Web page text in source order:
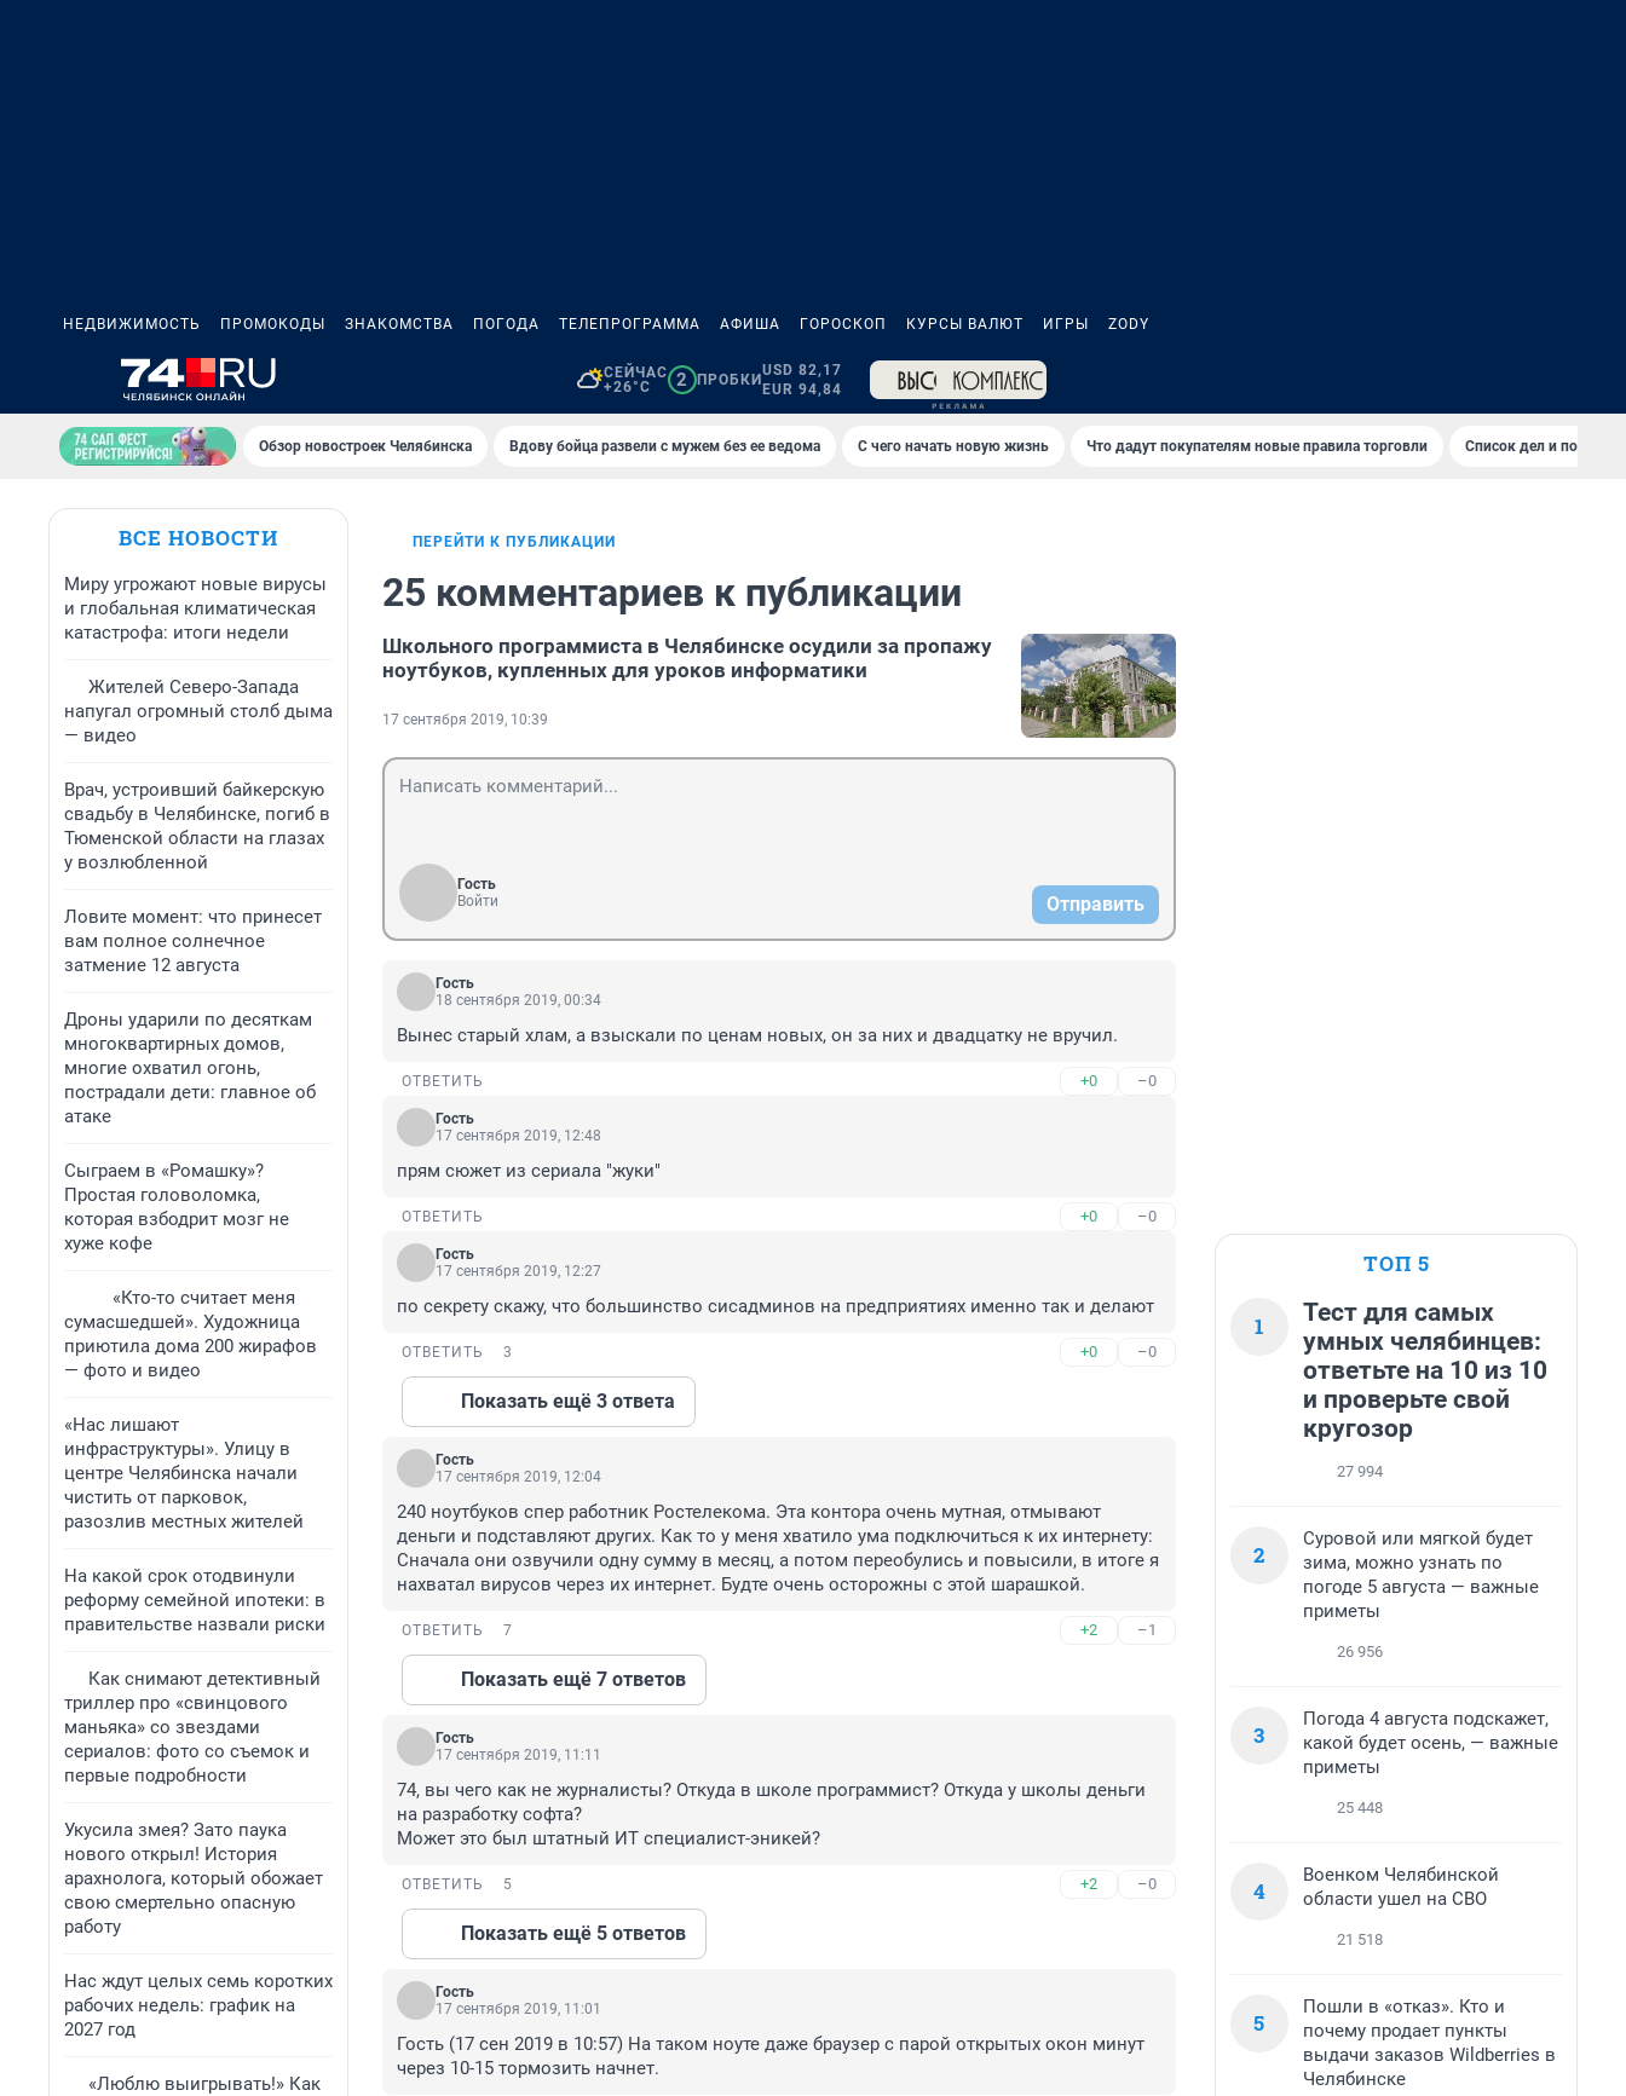
НЕДВИЖИМОСТЬ ПРОМОКОДЫ ЗНАКОМСТВА ПОГОДА ТЕЛЕПРОГРАММА АФИША ГОРОСКОП КУРСЫ ВАЛЮТ ИГРЫ ZODY
СЕЙЧАС
+26°C
2 ПРОБКИ
USD 82,17
EUR 94,84
Обзор новостроек Челябинска Вдову бойца развели с мужем без ее ведома С чего начать новую жизнь Что дадут покупателям новые правила торговли Список дел и покупок
ВСЕ НОВОСТИ
Миру угрожают новые вирусы
и глобальная климатическая
катастрофа: итоги недели
Жителей Северо-Запада
напугал огромный столб дыма
— видео
Врач, устроивший байкерскую
свадьбу в Челябинске, погиб в
Тюменской области на глазах
у возлюбленной
Ловите момент: что принесет
вам полное солнечное
затмение 12 августа
Дроны ударили по десяткам
многоквартирных домов,
многие охватил огонь,
пострадали дети: главное об
атаке
Сыграем в «Ромашку»?
Простая головоломка,
которая взбодрит мозг не
хуже кофе
«Кто-то считает меня
сумасшедшей». Художница
приютила дома 200 жирафов
— фото и видео
«Нас лишают
инфраструктуры». Улицу в
центре Челябинска начали
чистить от парковок,
разозлив местных жителей
На какой срок отодвинули
реформу семейной ипотеки: в
правительстве назвали риски
Как снимают детективный
триллер про «свинцового
маньяка» со звездами
сериалов: фото со съемок и
первые подробности
Укусила змея? Зато паука
нового открыл! История
арахнолога, который обожает
свою смертельно опасную
работу
Нас ждут целых семь коротких
рабочих недель: график на
2027 год
«Люблю выигрывать!» Как
ПЕРЕЙТИ К ПУБЛИКАЦИИ
25 комментариев к публикации
Школьного программиста в Челябинске осудили за пропажу
ноутбуков, купленных для уроков информатики
17 сентября 2019, 10:39
Гость
Войти
Отправить
Гость
18 сентября 2019, 00:34
Вынес старый хлам, а взыскали по ценам новых, он за них и двадцатку не вручил.
ОТВЕТИТЬ +0 –0
Гость
17 сентября 2019, 12:48
прям сюжет из сериала "жуки"
ОТВЕТИТЬ +0 –0
Гость
17 сентября 2019, 12:27
по секрету скажу, что большинство сисадминов на предприятиях именно так и делают
ОТВЕТИТЬ 3 +0 –0
Показать ещё 3 ответа
Гость
17 сентября 2019, 12:04
240 ноутбуков спер работник Ростелекома. Эта контора очень мутная, отмывают
деньги и подставляют других. Как то у меня хватило ума подключиться к их интернету:
Сначала они озвучили одну сумму в месяц, а потом переобулись и повысили, в итоге я
нахватал вирусов через их интернет. Будте очень осторожны с этой шарашкой.
ОТВЕТИТЬ 7 +2 –1
Показать ещё 7 ответов
Гость
17 сентября 2019, 11:11
74, вы чего как не журналисты? Откуда в школе программист? Откуда у школы деньги
на разработку софта?
Может это был штатный ИТ специалист-эникей?
ОТВЕТИТЬ 5 +2 –0
Показать ещё 5 ответов
Гость
17 сентября 2019, 11:01
Гость (17 сен 2019 в 10:57) На таком ноуте даже браузер с парой открытых окон минут
через 10-15 тормозить начнет.
ТОП 5
1
Тест для самых
умных челябинцев:
ответьте на 10 из 10
и проверьте свой
кругозор
27 994
2
Суровой или мягкой будет
зима, можно узнать по
погоде 5 августа — важные
приметы
26 956
3
Погода 4 августа подскажет,
какой будет осень, — важные
приметы
25 448
4
Военком Челябинской
области ушел на СВО
21 518
5
Пошли в «отказ». Кто и
почему продает пункты
выдачи заказов Wildberries в
Челябинске